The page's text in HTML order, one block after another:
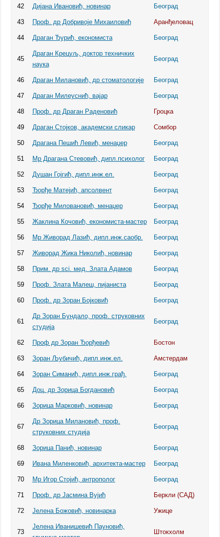
42 Дијана Ивановић, новинар Београд
43 Проф. др Добривоје Михаиловић Аранђеловац
44 Драган Ђурић, економиста Београд
45
Драган Крецуљ, доктор техничких
наука
Београд
46 Драган Милановић, др стоматологије Београд
47 Драган Милеуснић, вајар Београд
48 Проф. др Драган Раденовић Гроцка
49 Драган Стојков, академски сликар Сомбор
50 Драгана Пешић Левић, менаџер Београд
51 Мр Драгана Стевовић, дипл.психолог Београд
52 Душан Гојгић, дипл.инж.ел. Београд
53 Ђорђе Матејић, апсолвент Београд
54 Ђорђе Миловановић, менаџер Београд
55 Жаклина Кочовић, економиста-мастер Београд
56 Мр Живорад Лазић, дипл.инж.саобр. Београд
57 Живорад Жика Николић, новинар Београд
58 Прим. др sci. мед. Злата Адамов Београд
59 Проф. Злата Малеш, пијаниста Београд
60 Проф. др Зоран Бојковић Београд
61
Др Зоран Бундало, проф. струковних
студија
Београд
62 Проф др Зоран Ђорђевић Бостон
63 Зоран Љубичић, дипл.инж.ел. Амстердам
64 Зоран Симанић, дипл.инж.грађ. Београд
65 Доц. др Зорица Богдановић Београд
66 Зорица Марковић, новинар Београд
67
Др Зорица Милановић, проф.
струковних студија
Београд
68 Зорица Панић, новинар Београд
69 Ивана Миленковић, архитекта-мастер Београд
70 Мр Игор Стојић, антрополог Београд
71 Проф. др Јасмина Вујић Беркли (САД)
72 Јелена Божовић, новинарка Ужице
73
Јелена Иванишевић Пауновић,
Штокхолм